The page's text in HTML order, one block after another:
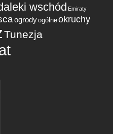
wschód Emiraty
ogrodyogólneokruchy
Tunezja